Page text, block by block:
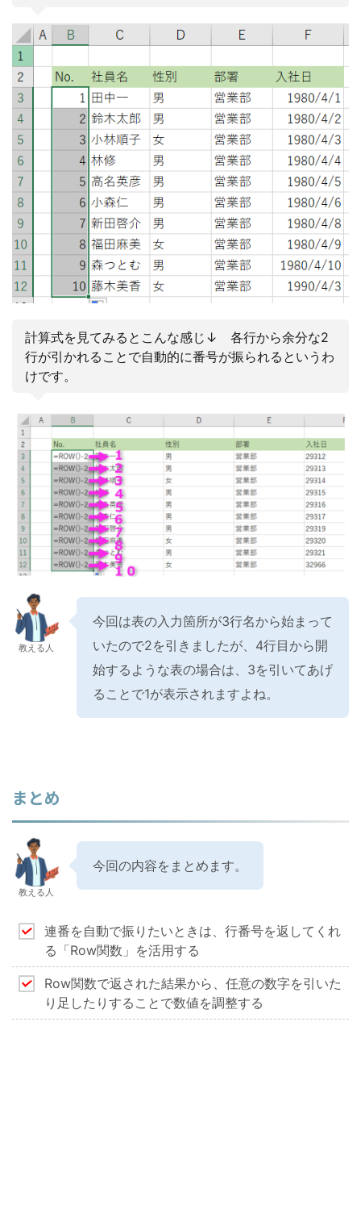
計算式を見てみるとこんな感じ↓ 各行から余分な2
行が引かれることで自動的に番号が振られるというわ
けです。
教える人
今回は表の入力箇所が3行名から始まって
いたので2を引きましたが、4行目から開
始するような表の場合は、3を引いてあげ
ることで1が表示されますよね。
まとめ
教える人
今回の内容をまとめます。
連番を自動で振りたいときは、行番号を返してくれ
る「Row関数」を活用する
Row関数で返された結果から、任意の数字を引いた
り足したりすることで数値を調整する